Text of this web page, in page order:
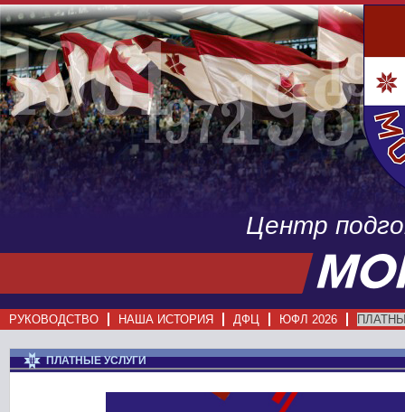
Центр
РУКОВОДСТВО НАША ИСТОРИЯ ДФЦ ЮФЛ 2026
ПЛАТНЫЕ УСЛУГИ